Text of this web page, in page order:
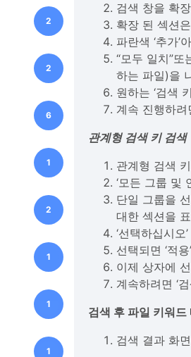
2
2
6
1
2
1
1
1
검색 창을 확
확장 된 섹션
파란색 ‘추가
“모두 일치”
하는 파일)을
원하는 ‘검색
계속 진행하려
관계형 검색 키 검색
관계형 검색
‘모든 그룹 및
단일 그룹을
대한 섹션을
‘선택하십시
선택되면 ‘적
이제 상자에
계속하려면 ‘
검색 후 파일 키워
검색 결과 화